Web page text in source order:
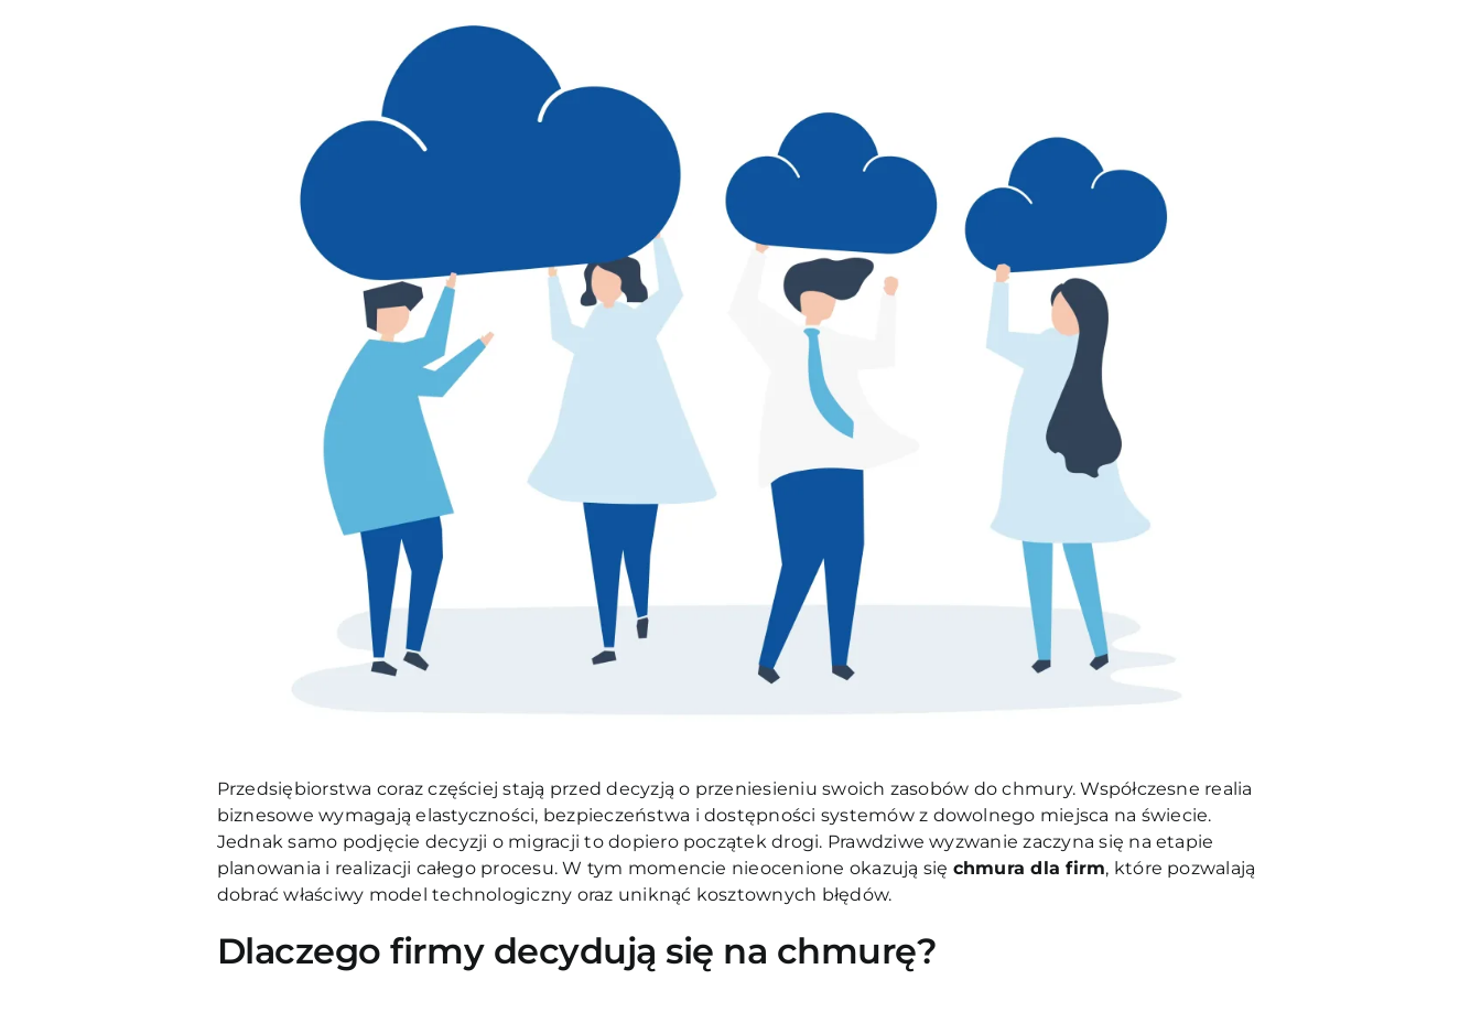
Przedsiębiorstwa coraz częściej stają przed decyzją o przeniesieniu swoich zasobów do chmury. Współczesne realia
biznesowe wymagają elastyczności, bezpieczeństwa i dostępności systemów z dowolnego miejsca na świecie.
Jednak samo podjęcie decyzji o migracji to dopiero początek drogi. Prawdziwe wyzwanie zaczyna się na etapie
planowania i realizacji całego procesu. W tym momencie nieocenione okazują się chmura dla firm, które pozwalają
dobrać właściwy model technologiczny oraz uniknąć kosztownych błędów.
Dlaczego firmy decydują się na chmurę?